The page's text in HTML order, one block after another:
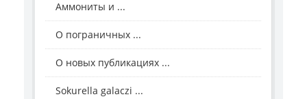
Аммониты и ...
О пограничных ...
О новых публикациях ...
Sokurella galaczi ...